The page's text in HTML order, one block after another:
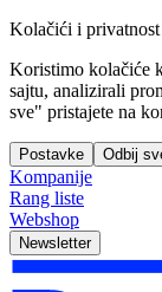
Kolačići i privatnost
Koristimo kolačiće
sajtu, analizirali
sve" pristajete na
Postavke Odbij
Kompanije
Rang liste
Webshop
Newsletter